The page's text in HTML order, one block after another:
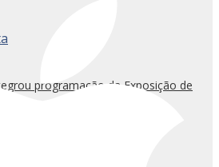
programação da Exposição de